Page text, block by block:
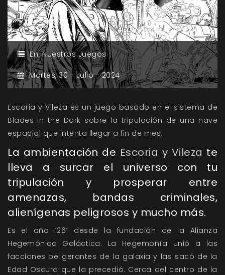
En:Nuestros Juegos
Martes,30 -Julio -2024
Escoria y Vileza es un juego basado en el sistema de
Blades in the Dark sobre la tripulación de una nave
espacial que intenta llegar a fin de mes.
La ambientación de Escoria y Vileza te
lleva a surcar el universo con tu
tripulación y prosperar entre
amenazas, bandas criminales,
alienígenas peligrosos y mucho más.
Es el año 1261 desde la fundación de la Alianza
Hegemónica Galáctica. La Hegemonía unió a las
facciones beligerantes de la galaxia y las sacó de la
Edad Oscura que la precedió. Cerca del centro de la